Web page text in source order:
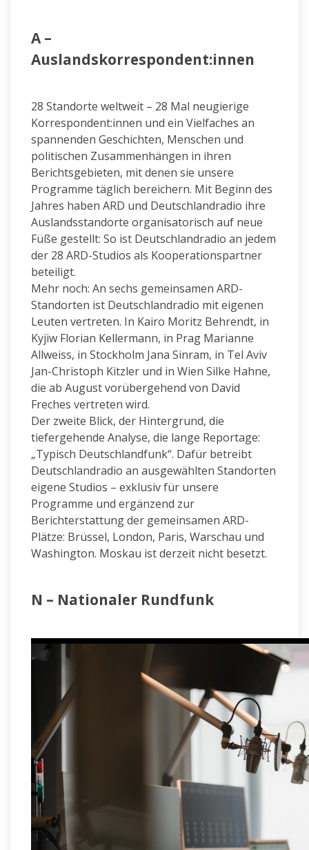
A –
Auslandskorrespondent:innen
28 Standorte weltweit – 28 Mal neugierige
Korrespondent:innen und ein Vielfaches an
spannenden Geschichten, Menschen und
politischen Zusammenhängen in ihren
Berichtsgebieten, mit denen sie unsere
Programme täglich bereichern. Mit Beginn des
Jahres haben ARD und Deutschlandradio ihre
Auslandsstandorte organisatorisch auf neue
Füße gestellt: So ist Deutschlandradio an jedem
der 28 ARD-Studios als Kooperationspartner
beteiligt.
Mehr noch: An sechs gemeinsamen ARD-
Standorten ist Deutschlandradio mit eigenen
Leuten vertreten. In Kairo Moritz Behrendt, in
Kyjiw Florian Kellermann, in Prag Marianne
Allweiss, in Stockholm Jana Sinram, in Tel Aviv
Jan-Christoph Kitzler und in Wien Silke Hahne,
die ab August vorübergehend von David
Freches vertreten wird.
Der zweite Blick, der Hintergrund, die
tiefergehende Analyse, die lange Reportage:
„Typisch Deutschlandfunk“. Dafür betreibt
Deutschlandradio an ausgewählten Standorten
eigene Studios – exklusiv für unsere
Programme und ergänzend zur
Berichterstattung der gemeinsamen ARD-
Plätze: Brüssel, London, Paris, Warschau und
Washington. Moskau ist derzeit nicht besetzt.
N – Nationaler Rundfunk